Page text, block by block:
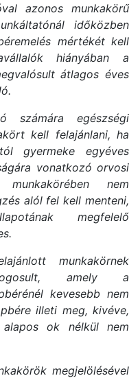
azonos munkakörű
időközben
mértékét kell
hiányában a
átlagos éves
számára egészségi
kell felajánlani, ha
gyermeke egyéves
vonatkozó orvosi
nem
alól fel kell menteni,
megfelelő
munkakörnek
amely a
kevesebb nem
illeti meg, kivéve,
ok nélkül nem
megjelölésével